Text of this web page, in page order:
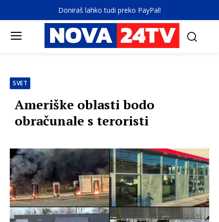
Doniraš lahko tudi preko PayPal!
SVET
Ameriške oblasti bodo
obračunale s teroristi